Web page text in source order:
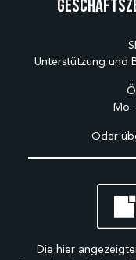
Unterstützung und
Mo
Oder
Die hier